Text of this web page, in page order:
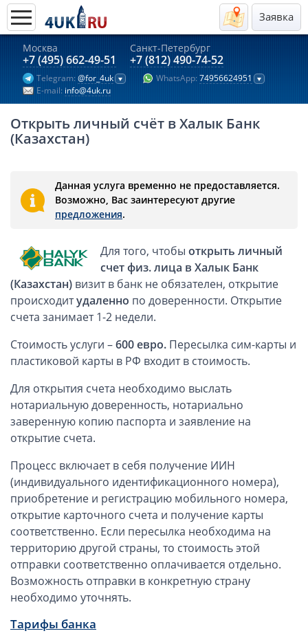
Заявка
Москва
+7 (495) 662-49-51
Санкт-Петербург
+7 (812) 490-74-52
Telegram: @for_4uk WhatsApp: 74956624951
E-mail: info@4uk.ru
Актуальные предложения 2026
Компании в Гонконге
Английские компании LTD
Киргизия (компания и счёт)
Компании в Китае
Казахстан (компания и счёт)
Открытие счета в банках Казахстана
Платежная система Великобритании
Платежная система Маврикия
Платежная система Казахстана
ОАЭ, Дубай (компания и счёт)
Оффшоры в Панаме
Турция (компания и счёт)
Счёт и карта в Турции для физлиц
Cчёт в Турции для компании
Гражданство Сьерра-Леоне
Европейские и резидентные компании
Английские партнерства LLP
Ирландские компании LTD
Ирландские партнерства LP
Компании в Сингапуре
Открыть личный счёт в Халык Банк
(Казахстан)
Данная услуга временно не предоставляется.
Возможно, Вас заинтересуют другие
предложения.
Для того, чтобыоткрыть личный
счет физ. лица в Халык Банк
(Казахстан) визит в банк не обязателен, открытие
происходитудаленно по доверенности. Открытие
счета занимает 1-2 недели.
Стоимость услуги –600 евро. Пересылка сим-карты и
пластиковой карты в РФ входит в стоимость.
Для открытия счета необходимо выслать
нотариальную доверенность, нотариально
заверенную копию паспорта и заявление на
открытие счета.
Процесс включает в себя получение ИИН
(индивидуального идентификационного номера),
приобретение и регистрацию мобильного номера,
открытие карточного счета и получение карты
соответственно. Если пересылка необходима на
территорию другой страны, то стоимость этой
отправки соответственно оплачивается отдельно.
Возможность отправки в конкретную страну
необходимо уточнять.
Тарифы банка